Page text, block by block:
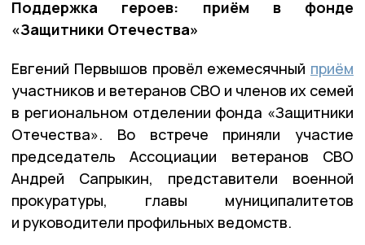
Поддержка героев: приём в фонде
«Защитники Отечества»
Евгений Первышов провёл ежемесячный приём
участников и ветеранов СВО и членов их семей
в региональном отделении фонда «Защитники
Отечества». Во встрече приняли участие
председатель Ассоциации ветеранов СВО
Андрей Сапрыкин, представители военной
прокуратуры, главы муниципалитетов
и руководители профильных ведомств.